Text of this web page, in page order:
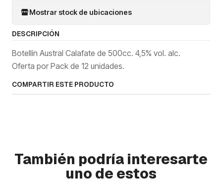
Mostrar stock de ubicaciones
DESCRIPCIÓN
Botellín Austral Calafate de 500cc. 4,5% vol. alc.
Oferta por Pack de 12 unidades.
COMPARTIR ESTE PRODUCTO
También podría interesarte
uno de estos